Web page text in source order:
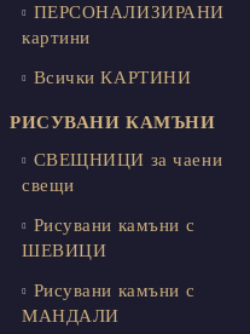
ПЕРСОНАЛИЗИРАНИ
картини
Всички КАРТИНИ
РИСУВАНИ КАМЪНИ
СВЕЩНИЦИ за чаени
свещи
Рисувани камъни с
ШЕВИЦИ
Рисувани камъни с
МАНДАЛИ